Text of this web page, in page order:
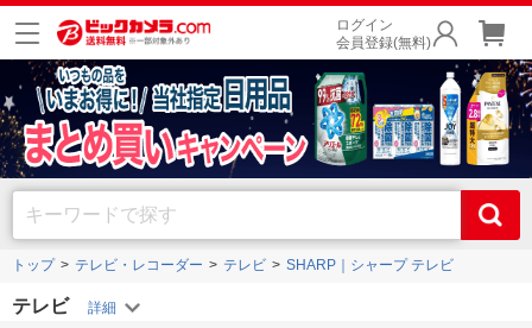
ログイン
会員登録(無料)
トップ テレビ・レコーダー テレビ SHARP｜シャープ テレビ
テレビ